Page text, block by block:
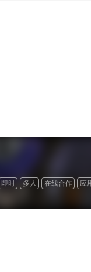
即时 多人 在线合作
应